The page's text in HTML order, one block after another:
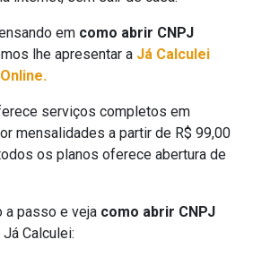
em como abrir CNPJ
lhe apresentar a Já Calculei
serviços completos em
mensalidades a partir de R$ 99,00
os planos oferece abertura de
a passo e veja como abrir CNPJ
Calculei: